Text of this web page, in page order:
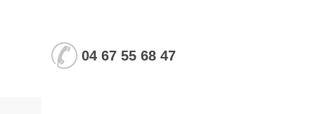
04 67 55 68 47